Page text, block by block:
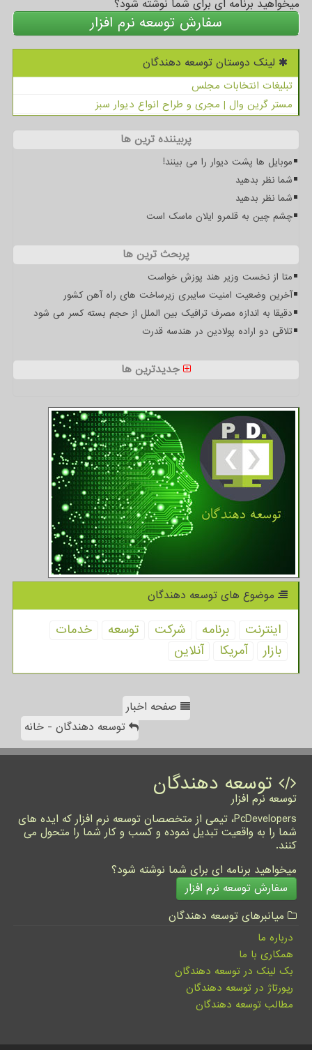
میخواهید برنامه ای برای شما نوشته شود؟
سفارش توسعه نرم افزار
لینک دوستان توسعه دهندگان
تبلیغات انتخابات مجلس
مستر گرین وال | مجری و طراح انواع دیوار سبز
پربیننده ترین ها
موبایل ها پشت دیوار را می بینند!
شما نظر بدهید
شما نظر بدهید
چشم چین به قلمرو ایلان ماسک است
پربحث ترین ها
متا از نخست وزیر هند پوزش خواست
آخرین وضعیت امنیت سایبری زیرساخت های راه آهن کشور
دقیقا به اندازه مصرف ترافیک بین الملل از حجم بسته کسر می شود
تلاقی دو اراده پولادین در هندسه قدرت
جدیدترین ها
موضوع های توسعه دهندگان
اینترنت برنامه شركت توسعه
خدمات
بازار
آمریكا آنلاین
صفحه اخبار
توسعه دهندگان - خانه
توسعه دهندگان
توسعه نرم افزار
PcDevelopers، تیمی از متخصصان توسعه نرم افزار که ایده های
شما را به واقعیت تبدیل نموده و کسب و کار شما را متحول می
کنند.
میخواهید برنامه ای برای شما نوشته شود؟
سفارش توسعه نرم افزار
میانبرهای توسعه دهندگان
درباره ما
همکاری با ما
بک لینک در توسعه دهندگان
رپورتاژ در توسعه دهندگان
مطالب توسعه دهندگان